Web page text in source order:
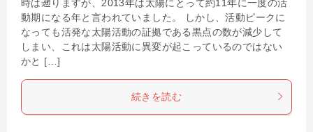
時は遡りますが、2013年は太陽にとって約11年に一度の活
動期になる年と言われていました。 しかし、活動ピークに
なっても活発な太陽活動の証拠である黒点の数が減少して
しまい、これは太陽活動に異変が起こっているのではない
かと […]
続きを読む